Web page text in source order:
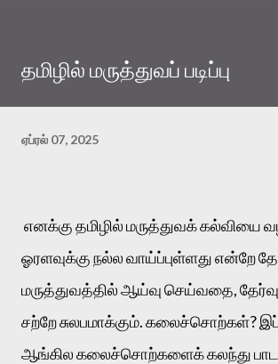
தமிழில் மருத்துவப் படிப்பு
ஏப்ரல் 07, 2025
எனக்கு தமிழில் மருத்துவக் கல்வியை
ஓரளவுக்கு நல்ல வாய்ப்புள்ளது என்றே
மருத்துவத்தில் ஆய்வு செய்வதை,
சற்றே சுலபமாக்கும். கலைச்சொற்கள்?
ஆங்கில கலைச்சொற்களைக் கலந்து